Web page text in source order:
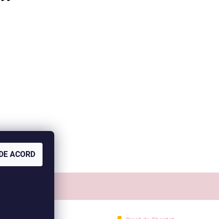
ACORD